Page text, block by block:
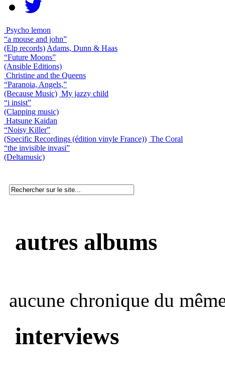
Psycho lemon
“a mouse and john”
(Elp records) Adams, Dunn & Haas
“Future Moons”
(Ansible Editions)
Christine and the Queens
“Paranoia, Angels,”
(Because Music) My jazzy child
“i insist”
(Clapping music)
Hatsune Kaidan
“Noisy Killer”
(Specific Recordings (édition vinyle France)) The Coral
“the invisible invasi”
(Deltamusic)
autres albums
aucune chronique du
interviews